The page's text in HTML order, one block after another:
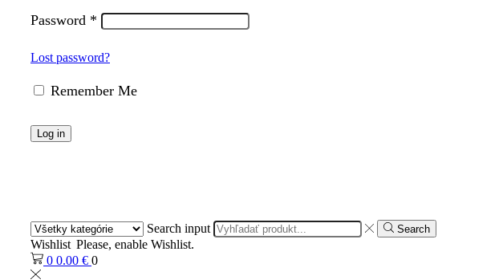
Password *
Lost password?
Remember Me
Log in
Search input Search
Wishlist Please, enable Wishlist.
0 0.00 € 0